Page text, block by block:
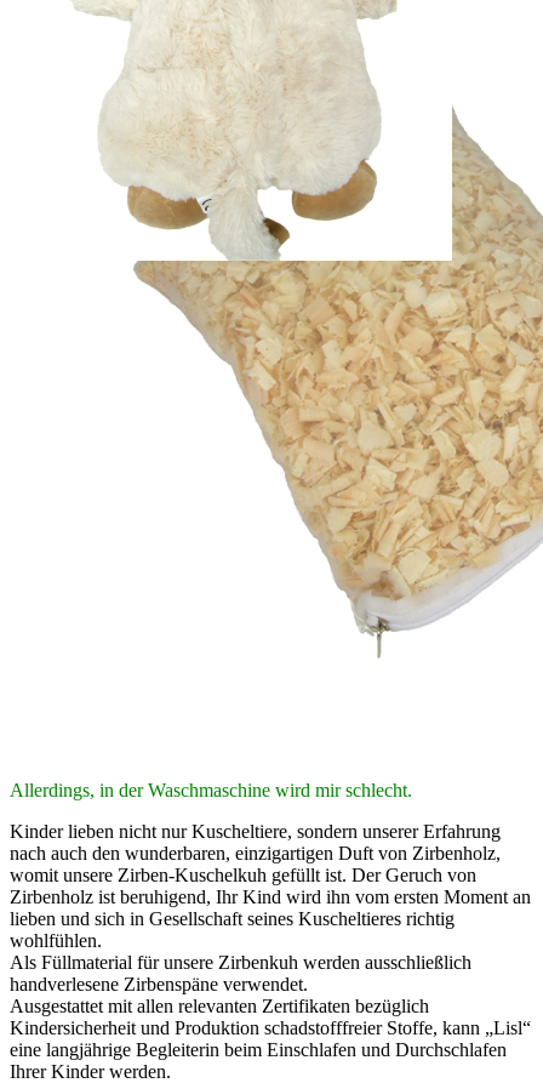
Zum Anfang der Bildergalerie springen
Zirbenkuh Lisl
- Kuscheliges Plüschtier mit handverlesenen Zirbenspänen für
- Auswechselbares Innenleben, kindersicher und schadstofffrei
Allerdings, in der Waschmaschine wird mir schlecht.
Kinder lieben nicht nur Kuscheltiere, sondern unserer Erfahrung
nach auch den wunderbaren, einzigartigen Duft von Zirbenholz,
womit unsere Zirben-Kuschelkuh gefüllt ist. Der Geruch von
Zirbenholz ist beruhigend, Ihr Kind wird ihn vom ersten Moment an
lieben und sich in Gesellschaft seines Kuscheltieres richtig
wohlfühlen.
Als Füllmaterial für unsere Zirbenkuh werden ausschließlich
handverlesene Zirbenspäne verwendet.
Ausgestattet mit allen relevanten Zertifikaten bezüglich
Kindersicherheit und Produktion schadstofffreier Stoffe, kann „Lisl“
eine langjährige Begleiterin beim Einschlafen und Durchschlafen
Ihrer Kinder werden.